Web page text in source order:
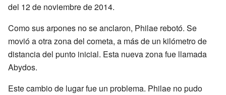
del 12 de noviembre de 2014.
Como sus arpones no se anclaron, Philae rebotó. Se
movió a otra zona del cometa, a más de un kilómetro de
distancia del punto inicial. Esta nueva zona fue llamada
Abydos.
Este cambio de lugar fue un problema. Philae no pudo